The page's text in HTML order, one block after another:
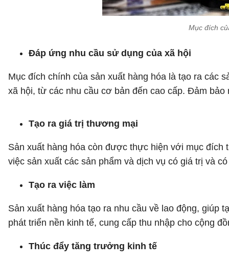
Mục đích
Đáp ứng nhu cầu sử dụng của xã hội
Mục đích chính của sản xuất hàng hóa là tạo ra các
xã hội, từ các nhu cầu cơ bản đến cao cấp. Đảm
Tạo ra giá trị thương mại
Sản xuất hàng hóa còn được thực hiện với mục
việc sản xuất các sản phẩm và dịch vụ có giá trị và
Tạo ra việc làm
Sản xuất hàng hóa tạo ra nhu cầu về lao động, giúp
phát triển nền kinh tế, cung cấp thu nhập cho cộng
Thúc đẩy tăng trưởng kinh tế